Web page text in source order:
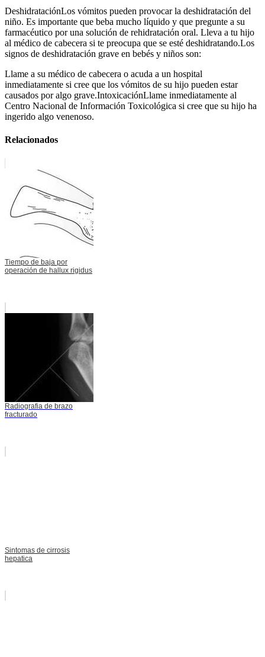
DeshidrataciónLos vómitos pueden provocar la deshidratación del
niño. Es importante que beba mucho líquido y que pregunte a su
farmacéutico por una solución de rehidratación oral. Lleva a tu hijo
al médico de cabecera si te preocupa que se esté deshidratando.Los
signos de deshidratación grave en bebés y niños son:
Llame a su médico de cabecera o acuda a un hospital
inmediatamente si cree que los vómitos de su hijo pueden estar
causados por algo grave.IntoxicaciónLlame inmediatamente al
Centro Nacional de Información Toxicológica si cree que su hijo ha
ingerido algo venenoso.
Relacionados
Tiempo de baja por
operación de hallux rigidus
Radiografia de brazo
fracturado
Sintomas de cirrosis
hepatica